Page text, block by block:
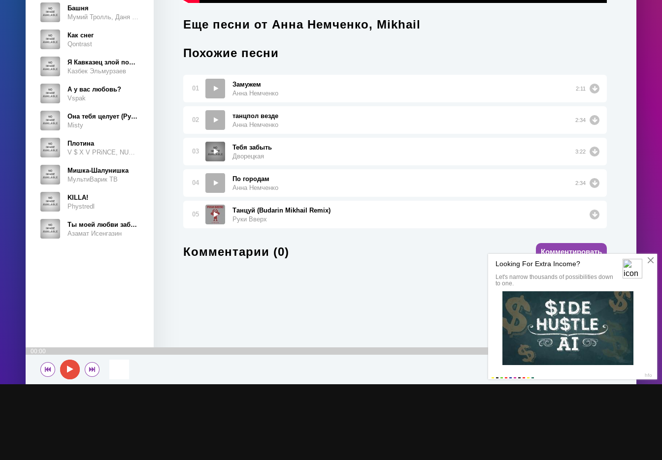
Башня
Как снег
Qontrast
Я Кавказец злой породы
Казбек Эльмурзаев
А у вас любовь?
Vspak
Она тебя целует (Руки Вверх Cover)
Misty
Плотина
Мишка-Шалунишка
МультиВарик ТВ
KILLA!
Phystredl
Ты моей любви забытая тайна
Азамат Исенгазин
Еще песни от Анна Немченко, Mikhail
Похожие песни
01
Замужем
Анна Немченко
2:11
02
танцпол везде
Анна Немченко
2:34
03
Тебя забыть
Дворецкая
3:22
04
По городам
Анна Немченко
2:34
05
Танцуй (Budarin Mikhail Remix)
Руки Вверх
Комментарии (0) Комментировать
00:00